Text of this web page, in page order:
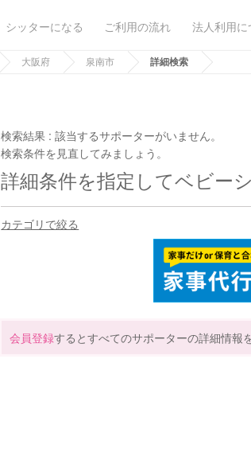
シッターになる ご利用の流れ 法人利用に
大阪府 泉南市 詳細検索
検索結果 :該当するサポーターがいません。
検索条件を見直してみましょう。
詳細条件を指定してベビー
カテゴリで絞る
会員登録するとすべてのサポーターの詳細情報